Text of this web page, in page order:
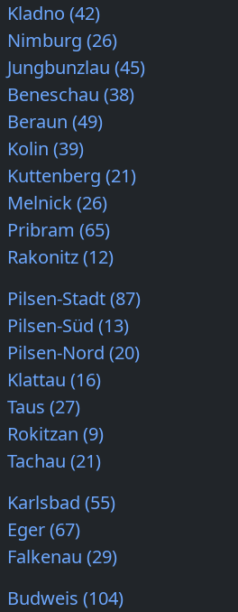
Kladno (42)
Nimburg (26)
Jungbunzlau (45)
Beneschau (38)
Beraun (49)
Kolin (39)
Kuttenberg (21)
Melnick (26)
Pribram (65)
Rakonitz (12)
Pilsen-Stadt (87)
Pilsen-Süd (13)
Pilsen-Nord (20)
Klattau (16)
Taus (27)
Rokitzan (9)
Tachau (21)
Karlsbad (55)
Eger (67)
Falkenau (29)
Budweis (104)